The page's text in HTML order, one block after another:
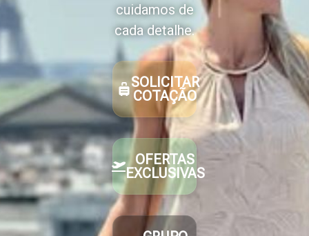
cuidamos de
cada detalhe.
SOLICITAR
COTAÇÃO
OFERTAS
EXCLUSIVAS